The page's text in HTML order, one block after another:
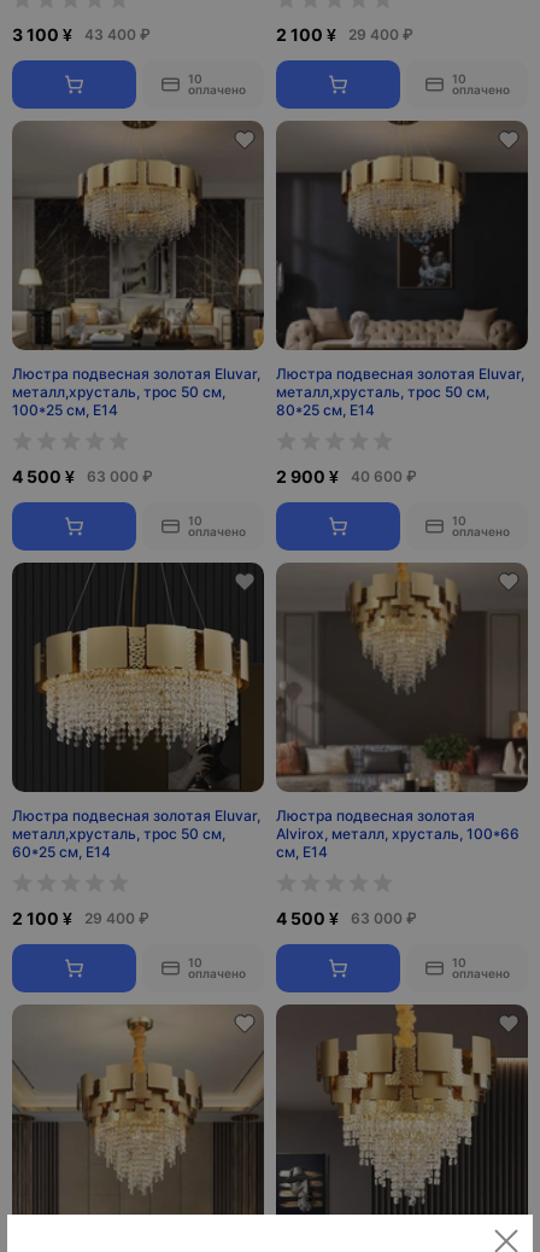
3 100 ¥ 43 400 ₽
10
оплачено
2 100 ¥ 29 400 ₽
10
оплачено
Люстра подвесная золотая Eluvar,
металл,хрусталь, трос 50 см,
100*25 см, Е14
4 500 ¥ 63 000 ₽
10
оплачено
Люстра подвесная золотая Eluvar,
металл,хрусталь, трос 50 см,
80*25 см, Е14
2 900 ¥ 40 600 ₽
10
оплачено
Люстра подвесная золотая Eluvar,
металл,хрусталь, трос 50 см,
60*25 см, Е14
2 100 ¥ 29 400 ₽
10
оплачено
Люстра подвесная золотая
Alvirox, металл, хрусталь, 100*66
см, E14
4 500 ¥ 63 000 ₽
10
оплачено